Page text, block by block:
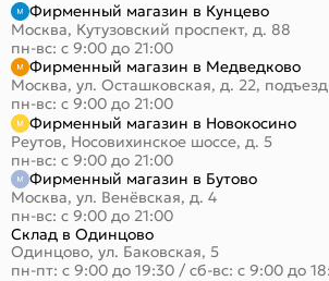
Фирменный магазин в Кунцево
Москва, Кутузовский проспект, д. 88
пн-вс: с 9:00 до 21:00
Фирменный магазин в Медведково
Москва, ул. Осташковская, д. 22,
пн-вс: с 9:00 до 21:00
Фирменный магазин в Новокосино
Реутов, Носовихинское шоссе, д. 5
пн-вс: с 9:00 до 21:00
Фирменный магазин в Бутово
Москва, ул. Венёвская, д. 4
пн-вс: с 9:00 до 21:00
Склад в Одинцово
Одинцово, ул. Баковская, 5
пн-пт: с 9:00 до 19:30 / сб-вс: с 9:00 до